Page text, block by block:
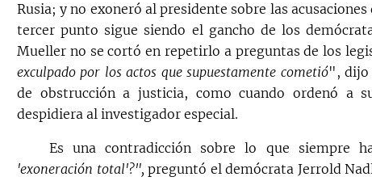
Rusia; y no exoneró al presidente sobre las
tercer punto sigue siendo el gancho de los
Mueller no se cortó en repetirlo a preguntas de los
exculpado por los actos que supuestamente cometió", dijo
de obstrucción a justicia, como cuando ordenó a
despidiera al investigador especial.
Es una contradicción sobre lo que siempre
'exoneración total'?", preguntó el demócrata Jerrold